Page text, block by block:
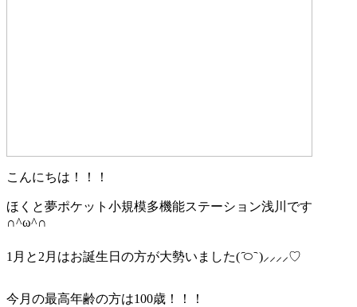
こんにちは！！！
ほくと夢ポケット小規模多機能ステーション浅川です
∩^ω^∩
1月と2月はお誕生日の方が大勢いました(࿀᷆)⸝⸝⸝⸝♡
今月の最高年齢の方は100歳！！！